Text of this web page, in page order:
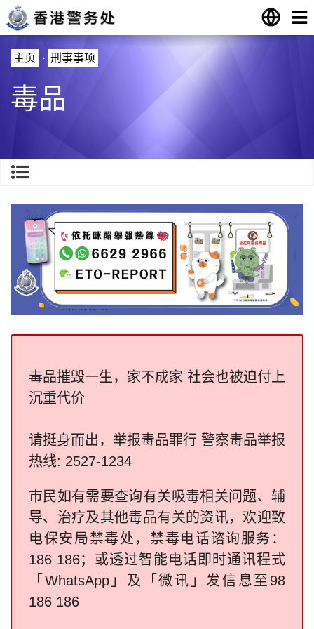
主页 · 刑事事项
毒品
毒品摧毁一生，家不成家 社会也被迫付上
沉重代价
请挺身而出，举报毒品罪行 警察毒品举报
热线: 2527-1234
巿民如有需要查询有关吸毒相关问题、辅
导、治疗及其他毒品有关的资讯，欢迎致
电保安局禁毒处，禁毒电话谘询服务：
186 186；或透过智能电话即时通讯程式
「WhatsApp」及「微讯」发信息至98
186 186